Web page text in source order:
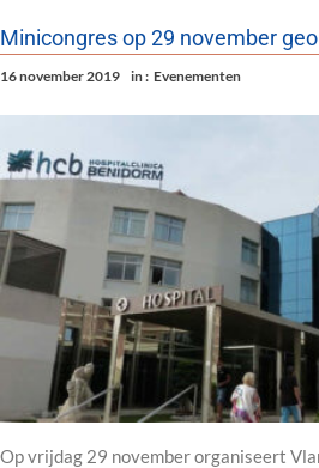
Minicongres op 29 november
16 november 2019 in : Evenementen
Op vrijdag 29 november organiseert